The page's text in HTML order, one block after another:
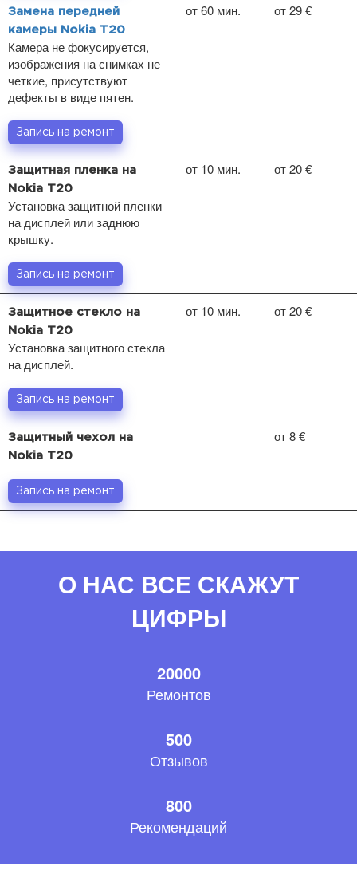
Замена передней
камеры Nokia T20
Камера не фокусируется,
изображения на снимках не
четкие, присутствуют
дефекты в виде пятен.
от 60 мин. от 29 €
Запись на ремонт
Защитная пленка на
Nokia T20
Установка защитной пленки
на дисплей или заднюю
крышку.
от 10 мин. от 20 €
Запись на ремонт
Защитное стекло на
Nokia T20
Установка защитного стекла
на дисплей.
от 10 мин. от 20 €
Запись на ремонт
Защитный чехол на
Nokia T20
от 8 €
Запись на ремонт
О НАС ВСЕ СКАЖУТ
ЦИФРЫ
20000
Ремонтов
500
Отзывов
800
Рекомендаций